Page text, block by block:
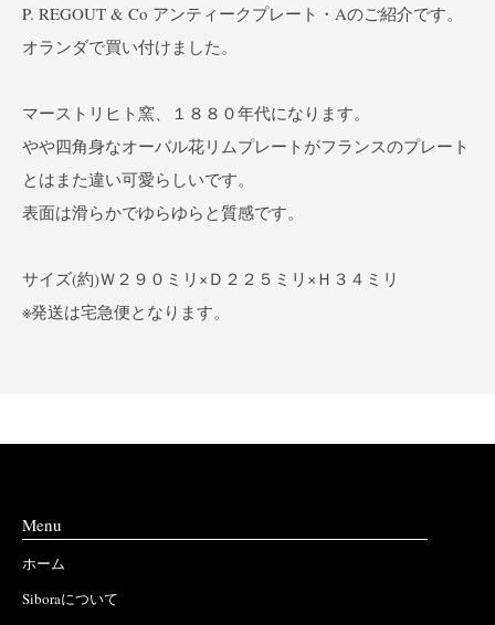
P. REGOUT & Co アンティークプレート・Aのご紹介です。
オランダで買い付けました。
マーストリヒト窯、１８８０年代になります。
やや四角身なオーバル花リムプレートがフランスのプレート
とはまた違い可愛らしいです。
表面は滑らかでゆらゆらと質感です。
サイズ(約)Ｗ２９０ミリ×Ｄ２２５ミリ×Ｈ３４ミリ
※発送は宅急便となります。
Menu
ホーム
Siboraについて